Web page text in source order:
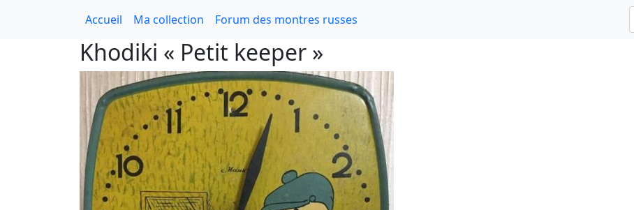
Accueil Ma collection Forum des montres russes
Khodiki « Petit keeper »